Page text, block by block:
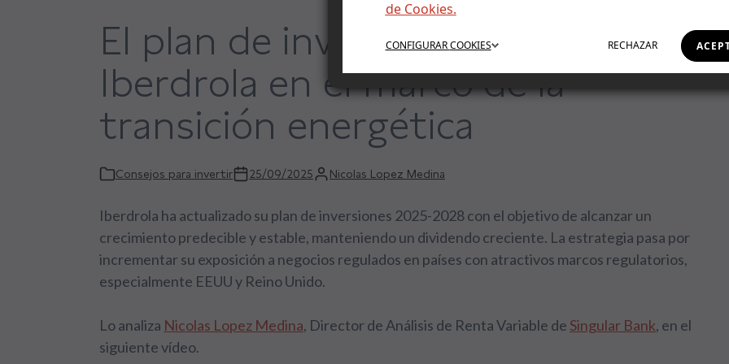
de Cookies.
RECHAZAR
CONFIGURARCOOKIES
El plan de inversiones de
Iberdrola en el marco de la
transición energética
Consejos para invertir 25/09/2025 Nicolas Lopez Medina
Iberdrola ha actualizado su plan de inversiones 2025-2028 con el objetivo de alcanzar un
crecimiento predecible y estable, manteniendo un dividendo creciente. La estrategia pasa por
incrementar su exposición a negocios regulados en países con atractivos marcos regulatorios,
especialmente EEUU y Reino Unido.
Lo analiza Nicolas Lopez Medina, Director de Análisis de Renta Variable de Singular Bank, en el
siguiente vídeo.